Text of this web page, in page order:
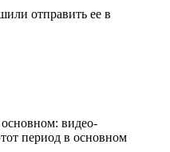
отправить ее в
видео-
период в основном